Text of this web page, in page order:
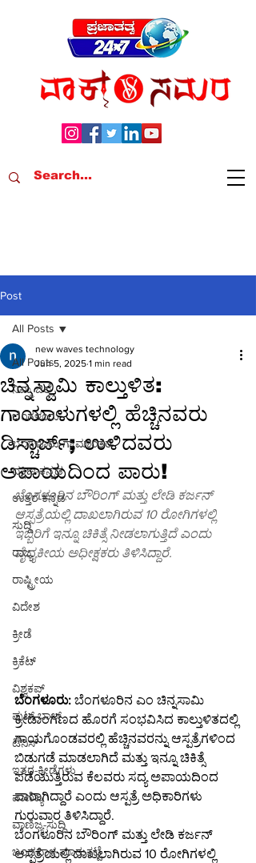
Post
All Posts
ನಿಮ್ಮ ಜಿಲ್ಲೆ
ಬೆಂಗಳೂರು
ಬೆಂಗಳೂರು-ಗ್ರಾಮಾಂತರ
ದಕ್ಷಿಣ-ಕನ್ನಡ
ಉತ್ತರ-ಕನ್ನಡ
ಸುದ್ದಿ
ರಾಜ್ಯ
ರಾಷ್ಟ್ರೀಯ
ವಿದೇಶ
ಕ್ರೀಡೆ
ಕ್ರಿಕೆಟ್
ವಿಶ್ವಕಪ್
ಫುಟ್-ಬಾಲ್
ಟೆನಿಸ್
ಇತರ-ಕ್ರೀಡೆಗಳು
ವಾಣಿಜ್ಯ
ವಾಣಿಜ್ಯ-ಸುದ್ದಿ
ಬಂಡವಾಳ-ಮಾರುಕಟ್ಟೆ
All Posts
ಚಿನ್ನಸ್ವಾಮಿ ಕಾಲ್ತುಳಿತ:
ಗಾಯಾಳುಗಳಲ್ಲಿ ಹೆಚ್ಚಿನವರು
ಡಿಸ್ಚಾರ್ಜ್; ಉಳಿದವರು
ಅಪಾಯದಿಂದ ಪಾರು!
new waves technology
Jun 5, 2025 1 min read
ಬೆಂಗಳೂರಿನ ಬೌರಿಂಗ್ ಮತ್ತು ಲೇಡಿ ಕರ್ಜನ್
ಆಸ್ಪತ್ರೆಯಲ್ಲಿ ದಾಖಲಾಗಿರುವ 10 ರೋಗಿಗಳಲ್ಲಿ
ಇಬ್ಬರಿಗೆ ಇನ್ನೂ ಚಿಕಿತ್ಸೆ ನೀಡಲಾಗುತ್ತಿದೆ ಎಂದು
ವೈದ್ಯಕೀಯ ಅಧೀಕ್ಷಕರು ತಿಳಿಸಿದ್ದಾರೆ.
ಬೆಂಗಳೂರು: ಬೆಂಗಳೂರಿನ ಎಂ ಚಿನ್ನಸಾಮಿ
ಕ್ರೀಡಾಂಗಣದ ಹೊರಗೆ ಸಂಭವಿಸಿದ ಕಾಲ್ತುಳಿತದಲ್ಲಿ
ಗಾಯಗೊಂಡವರಲ್ಲಿ ಹೆಚ್ಚಿನವರನ್ನು ಆಸ್ಪತ್ರೆಗಳಿಂದ
ಬಿಡುಗಡೆ ಮಾಡಲಾಗಿದೆ ಮತ್ತು ಇನ್ನೂ ಚಿಕಿತ್ಸೆ
ಪಡೆಯುತ್ತಿರುವ ಕೆಲವರು ಸದ್ಯ ಅಪಾಯದಿಂದ
ಪಾರಾಗಿದ್ದಾರೆ ಎಂದು ಆಸ್ಪತ್ರೆ ಅಧಿಕಾರಿಗಳು
ಗುರುವಾರ ತಿಳಿಸಿದ್ದಾರೆ.
ಬೆಂಗಳೂರಿನ ಬೌರಿಂಗ್ ಮತ್ತು ಲೇಡಿ ಕರ್ಜನ್
ಆಸ್ಪತ್ರೆಯಲ್ಲಿ ದಾಖಲಾಗಿರುವ 10 ರೋಗಿಗಳಲ್ಲಿ